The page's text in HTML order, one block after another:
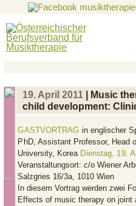
19. April 2011 | Music
child development:
GASTVORTRAG in englischer
PhD, Assistant Professor, Head
University, Korea Dienstag, 19.
Veranstaltungsort: c/o Wiener
Salzgries 16/3a, 1010 Wien
In diesem Vortrag werden zwei
Effects of music therapy on joint